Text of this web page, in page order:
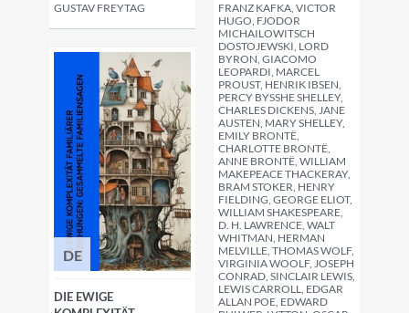
FRANZ KAFKA, VICTOR
HUGO, FJODOR
MICHAILOWITSCH
DOSTOJEWSKI, LORD
BYRON, GIACOMO
LEOPARDI, MARCEL
PROUST, HENRIK IBSEN,
PERCY BYSSHE SHELLEY,
CHARLES DICKENS, JANE
AUSTEN, MARY SHELLEY,
EMILY BRONTË,
CHARLOTTE BRONTË,
ANNE BRONTË, WILLIAM
MAKEPEACE THACKERAY,
BRAM STOKER, HENRY
FIELDING, GEORGE ELIOT,
WILLIAM SHAKESPEARE,
D. H. LAWRENCE, WALT
WHITMAN, HERMAN
MELVILLE, THOMAS WOLF,
VIRGINIA WOOLF, JOSEPH
CONRAD, SINCLAIR LEWIS,
LEWIS CARROLL, EDGAR
ALLAN POE, EDWARD
GUSTAV FREYTAG
DE
DIE EWIGE